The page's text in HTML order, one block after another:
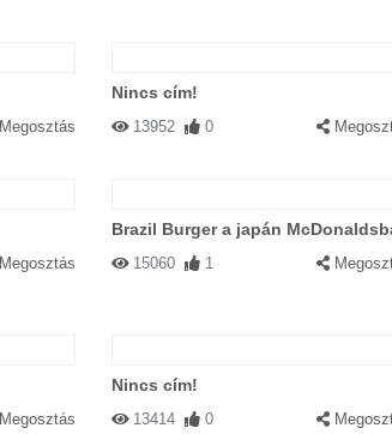
Megosztás
Nincs cím!
13952 0
Megosztás
Brazil Burger a japán
15060 1
Megosztás
Nincs cím!
13414 0